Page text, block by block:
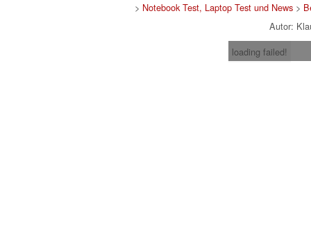
> Notebook Test, Laptop Test und News >
Autor:
loading failed!